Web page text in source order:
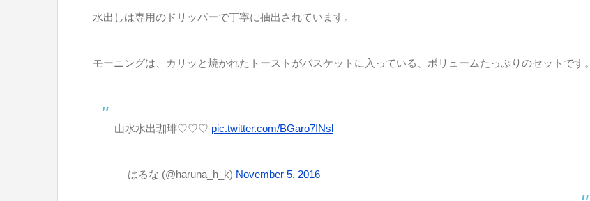
水出しは専用のドリッパーで丁寧に抽出されています。
モーニングは、カリッと焼かれたトーストがバスケットに入っている、ボリュームたっぷりのセットです。
山水水出珈琲♡♡♡ pic.twitter.com/BGaro7INsl
— はるな (@haruna_h_k) November 5, 2016